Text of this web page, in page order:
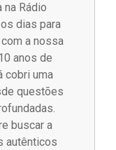
na Rádio
dias para
a nossa
anos de
cobri uma
questões
buscar a
autênticos